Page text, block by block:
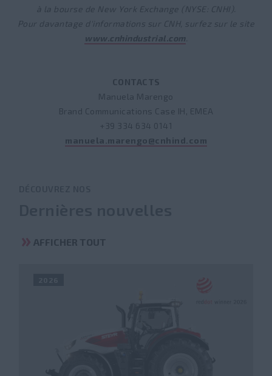
à la bourse de New York Exchange (NYSE: CNHI).
Pour davantage d'informations sur CNH, surfez sur le site
www.cnhindustrial.com
CONTACTS
Manuela Marengo
Brand Communications Case IH, EMEA
+39 334 634 0141
manuela.marengo@cnhind.com
AFFICHER TOUT